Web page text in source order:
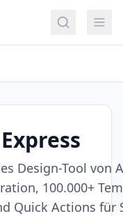
Design-Tool von
100.000+
Quick Actions für